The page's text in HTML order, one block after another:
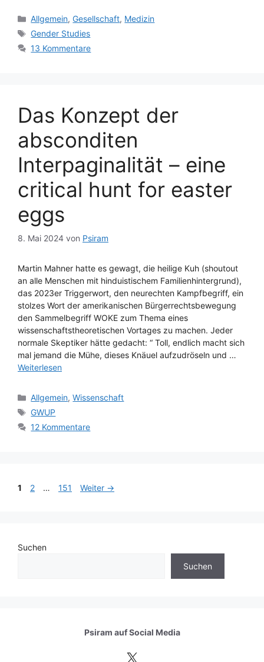
Kategorien
Allgemein,Gesellschaft, Medizin
Schlagwörter
Gender Studies
13 Kommentare
Das Konzept der
absconditen
Interpaginalität – eine
critical hunt for easter
eggs
8. Mai 2024 von Psiram
Martin Mahner hatte es gewagt, die heilige Kuh (shoutout
an alle Menschen mit hinduistischem Familienhintergrund),
das 2023er Triggerwort, den neurechten Kampfbegriff, ein
stolzes Wort der amerikanischen Bürgerrechtsbewegung
den Sammelbegriff WOKE zum Thema eines
wissenschaftstheoretischen Vortages zu machen. Jeder
normale Skeptiker hätte gedacht: “ Toll, endlich macht sich
mal jemand die Mühe, dieses Knäuel aufzudröseln und …
Weiterlesen
Kategorien
Allgemein,Wissenschaft
Schlagwörter
GWUP
12 Kommentare
Seite
1 Seite
2 … Seite
151 Weiter →
Suchen
Suchen
Psiram aufSocial Media
X